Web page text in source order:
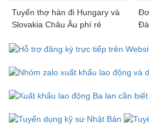
Tuyển thợ hàn đi Hungary và
Slovakia Châu Âu phí rẻ
Mức lương:
tuyển các ngành nghề sau
Mức lương: 1200E